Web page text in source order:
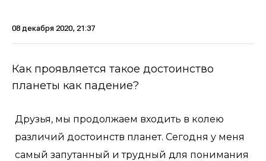
08 декабря 2020, 21:37
Как проявляется такое достоинство
планеты как падение?
Друзья, мы продолжаем входить в колею
различий достоинств планет. Сегодня у меня
самый запутанный и трудный для понимания